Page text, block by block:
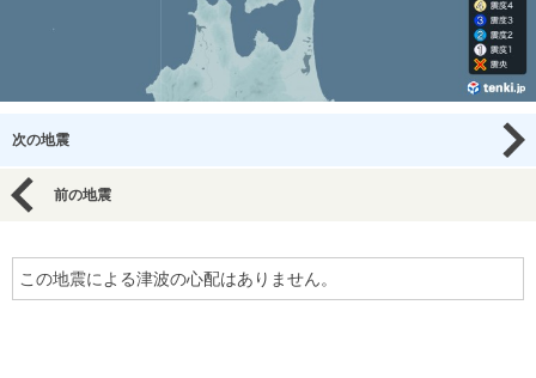
次の地震
前の地震
この地震による津波の心配はありません。